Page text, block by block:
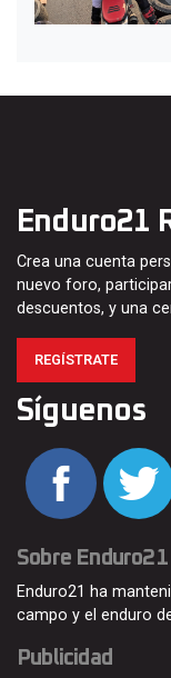
Enduro21
Crea una cuenta
nuevo foro,
descuentos, y una
REGÍSTRATE
Síguenos
Sobre Enduro21
Enduro21 ha
campo y el enduro
Publicidad